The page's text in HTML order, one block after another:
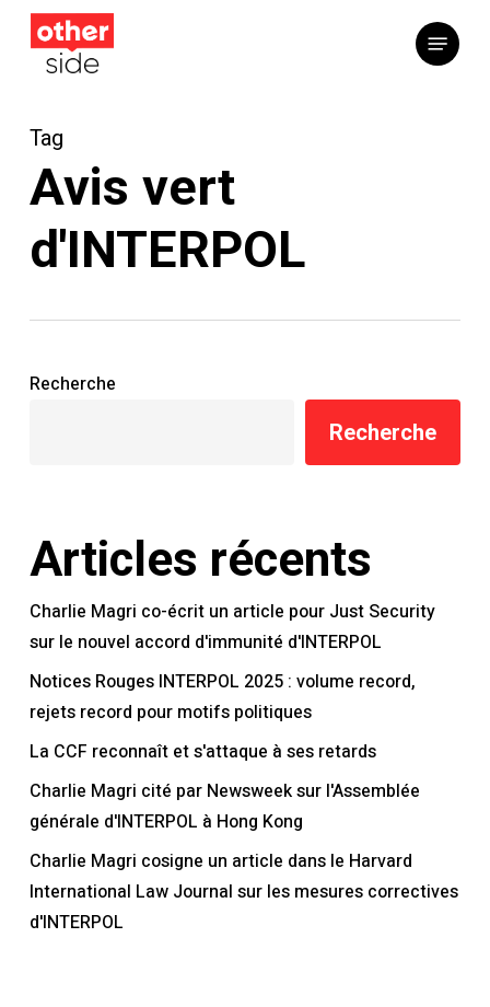
Skip
Menu
Tag
Avis vert
d'INTERPOL
Recherche
Recherche
Articles récents
Charlie Magri co-écrit un article pour Just Security
sur le nouvel accord d'immunité d'INTERPOL
Notices Rouges INTERPOL 2025 : volume record,
rejets record pour motifs politiques
La CCF reconnaît et s'attaque à ses retards
Charlie Magri cité par Newsweek sur l'Assemblée
générale d'INTERPOL à Hong Kong
Charlie Magri cosigne un article dans le Harvard
International Law Journal sur les mesures correctives
d'INTERPOL